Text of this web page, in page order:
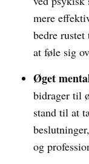
mere
bedre
at føle sig
Øget
bidrager til
stand til at
og